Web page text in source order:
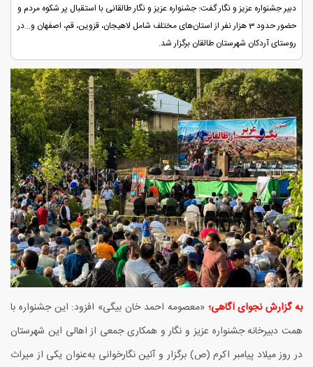
دبیر جشنواره عزیز و نگار گفت: جشنواره عزیز و نگار طالقانی با استقبال پر شکوه مردم و
حضور حدود 3 هزار نفر از استان‌های مختلف شامل لاهیجان، قزوین، قم، اصفهان و...در
روستای آردکان شهرستان طالقان برگزار شد.
به گزارش نجوای آگاهی؛ «معصومه احمد خان بیگی» افزود: این جشنواره با
همت دبیرخانه جشنواره عزیز و نگار و همکاری جمعی از اهالی این شهرستان
در روز میلاد پیامبر اکرم (ص) برگزار و آئین نگارخوانی به‌عنوان یکی از میراث